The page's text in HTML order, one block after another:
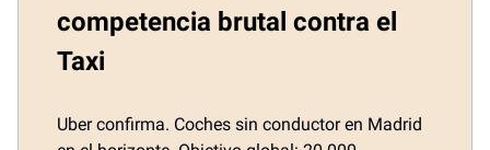
competencia brutal contra el
Taxi
Uber confirma. Coches sin conductor en Madrid